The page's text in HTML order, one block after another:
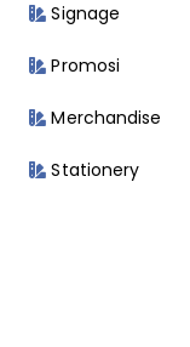
Signage
Promosi
Merchandise
Stationery